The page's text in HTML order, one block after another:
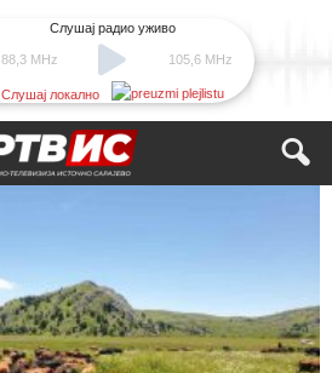
88,3 MHz
Слушај радио уживо
105,6 MHz
Слушај локално